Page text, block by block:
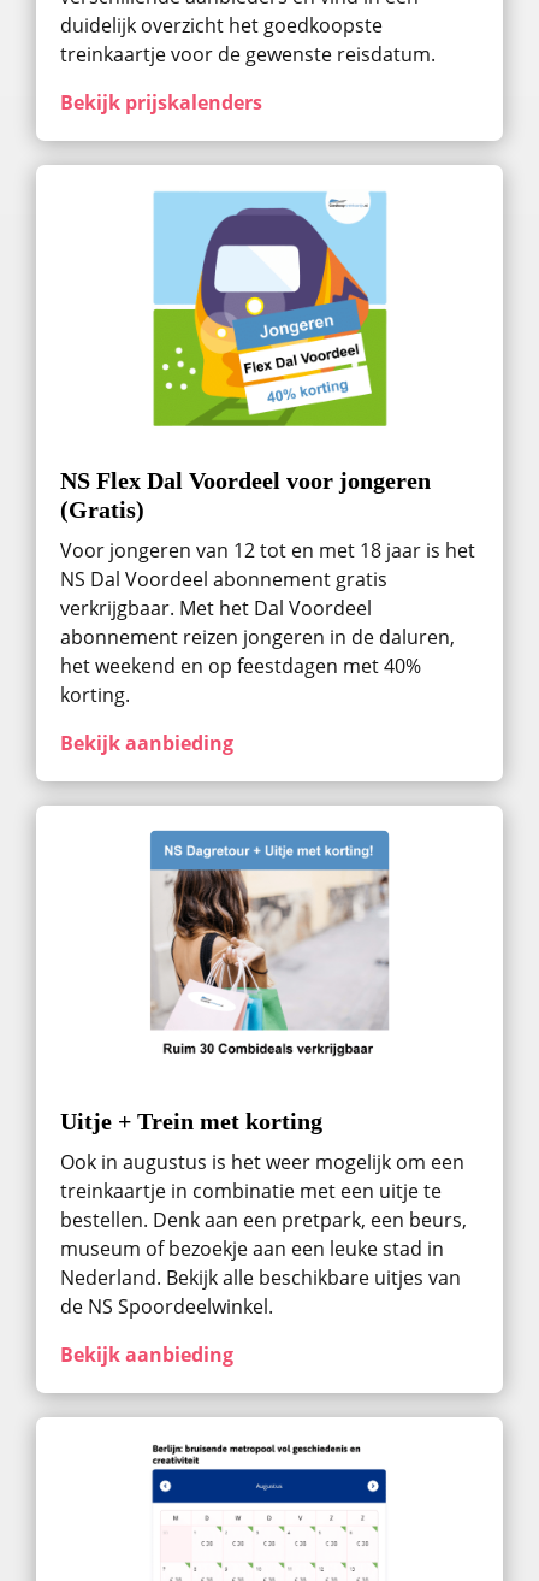
duidelijk overzicht het goedkoopste
treinkaartje voor de gewenste reisdatum.
Bekijk prijskalenders
NS Flex Dal Voordeel voor jongeren
(Gratis)
Voor jongeren van 12 tot en met 18 jaar is het
NS Dal Voordeel abonnement gratis
verkrijgbaar. Met het Dal Voordeel
abonnement reizen jongeren in de daluren,
het weekend en op feestdagen met 40%
korting.
Bekijk aanbieding
Uitje + Trein met korting
Ook in augustus ​is het weer mogelijk om een
treinkaartje in combinatie met een uitje te
bestellen. Denk aan een pretpark, een beurs,
museum of bezoekje aan een leuke stad in
Nederland. Bekijk alle beschikbare uitjes van
de NS Spoordeelwinkel.
Bekijk aanbieding